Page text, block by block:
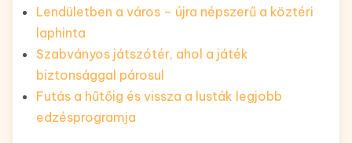
Lendületben a város – újra népszerű a köztéri
laphinta
Szabványos játszótér, ahol a játék
biztonsággal párosul
Futás a hűtőig és vissza a lusták legjobb
edzésprogramja